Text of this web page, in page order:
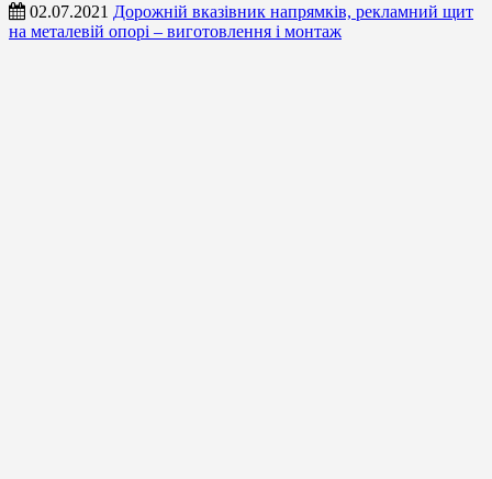
02.07.2021 Дорожній вказівник напрямків, рекламний щит
на металевій опорі – виготовлення і монтаж